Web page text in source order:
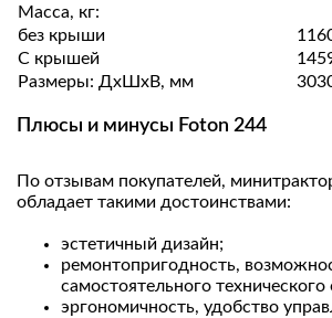
Масса, кг:
без крыши
С крышей
Размеры: ДхШхВ, мм
Плюсы и минусы Foton 244
По отзывам покупателей,
обладает такими достоинствами:
эстетичный дизайн;
ремонтопригодность,
самостоятельного
эргономичность, удобство